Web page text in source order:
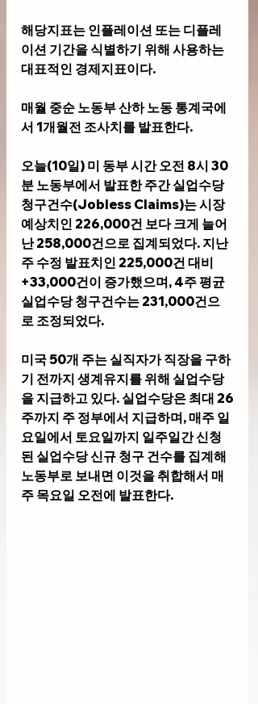
해당지표는 인플레이션 또는 디플레
이션 기간을 식별하기 위해 사용하는
대표적인 경제지표이다.
매월 중순 노동부 산하 노동 통계국에
서 1개월전 조사치를 발표한다.
오늘(10일) 미 동부 시간 오전 8시 30
분 노동부에서 발표한 주간 실업수당
청구건수(Jobless Claims)는 시장
예상치인 226,000건 보다 크게 늘어
난 258,000건으로 집계되었다. 지난
주 수정 발표치인 225,000건 대비
+33,000건이 증가했으며, 4주 평균
실업수당 청구건수는 231,000건으
로 조정되었다.
미국 50개 주는 실직자가 직장을 구하
기 전까지 생계유지를 위해 실업수당
을 지급하고 있다. 실업수당은 최대 26
주까지 주 정부에서 지급하며, 매주 일
요일에서 토요일까지 일주일간 신청
된 실업수당 신규 청구 건수를 집계해
노동부로 보내면 이것을 취합해서 매
주 목요일 오전에 발표한다.